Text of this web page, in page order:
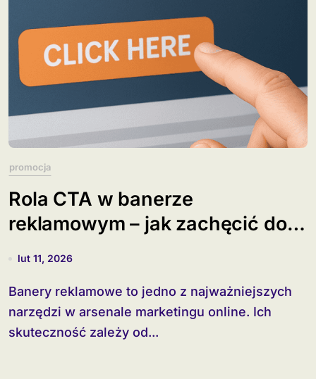
promocja
Rola CTA w banerze
reklamowym – jak zachęcić do
kliknięcia?
lut 11, 2026
Banery reklamowe to jedno z najważniejszych
narzędzi w arsenale marketingu online. Ich
skuteczność zależy od...